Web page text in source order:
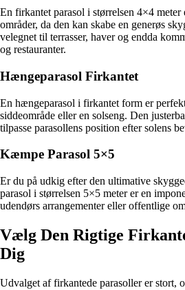
En firkantet parasol i størrelsen 4×4
områder, da den kan skabe en generøs
velegnet til terrasser, haver og endda
og restauranter.
Hængeparasol Firkantet
En hængeparasol i firkantet form er
siddeområde eller en solseng. Den
tilpasse parasollens position efter solens
Kæmpe Parasol 5×5
Er du på udkig efter den ultimative
parasol i størrelsen 5×5 meter er en
udendørs arrangementer eller offentlige
Vælg Den Rigtige
Dig
Udvalget af firkantede parasoller er stort,